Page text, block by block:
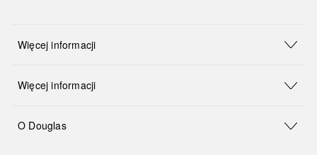
Więcej informacji
Więcej informacji
O Douglas